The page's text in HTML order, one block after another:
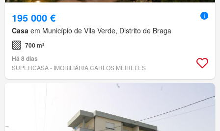
195 000 €
Casa em Município de Vila Verde, Distrito de Braga
700 m²
Há 8 dias
SUPERCASA - IMOBILIÁRIA CARLOS MEIRELES